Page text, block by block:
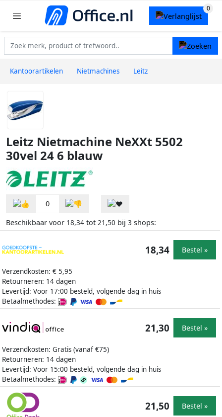
Kantoorartikelen Nietmachines Leitz
Leitz Nietmachine NeXXt 5502
30vel 24 6 blauw
0
Beschikbaar voor 18,34 tot 21,50 bij 3 shops:
Verzendkosten: € 5,95
Retourneren: 14 dagen
Levertijd: Voor 17:00 besteld, volgende dag in huis
Betaalmethodes:
18,34 Bestel »
Verzendkosten: Gratis (vanaf €75)
Retourneren: 14 dagen
Levertijd: Voor 15:00 besteld, volgende dag in huis
Betaalmethodes:
21,30 Bestel »
21,50 Bestel »